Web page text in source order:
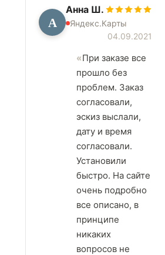
А
Анна Ш.
Яндекс.Карты
04.09.2021
При заказе все
прошло без
проблем. Заказ
согласовали,
эскиз выслали,
дату и время
согласовали.
Установили
быстро. На сайте
очень подробно
все описано, в
принципе
никаких
вопросов не